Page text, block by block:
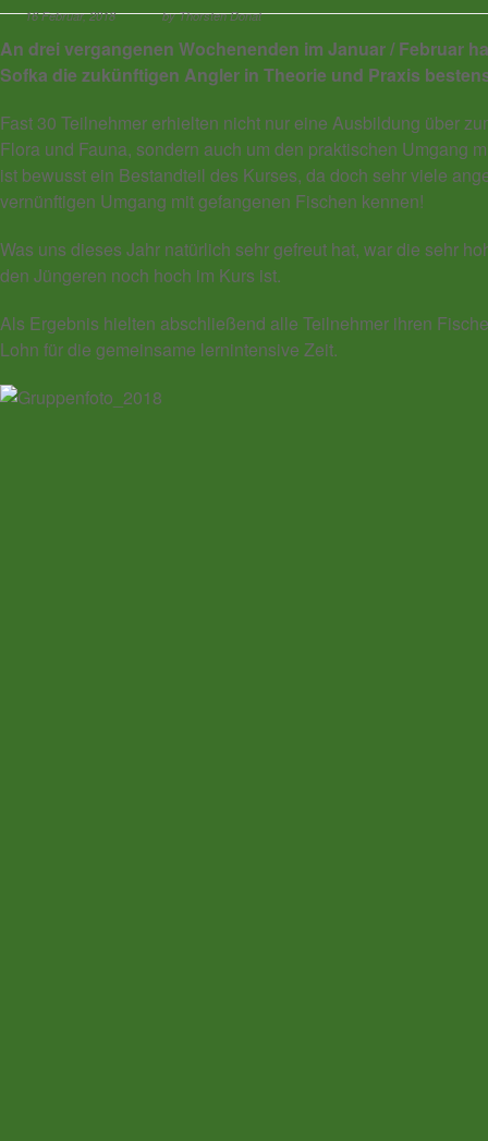
16 Februar, 2018 by Thorsten Donat
An drei vergangenen Wochenenden im Januar / Februar
Sofka die zukünftigen Angler in Theorie und Praxis
Fast 30 Teilnehmer erhielten nicht nur eine Ausbildung über
Flora und Fauna, sondern auch um den praktischen Umgang
ist bewusst ein Bestandteil des Kurses, da doch sehr viele
vernünftigen Umgang mit gefangenen Fischen kennen!
Was uns dieses Jahr natürlich sehr gefreut hat, war die sehr
den Jüngeren noch hoch im Kurs ist.
Als Ergebnis hielten abschließend alle Teilnehmer ihren
Lohn für die gemeinsame lernintensive Zeit.